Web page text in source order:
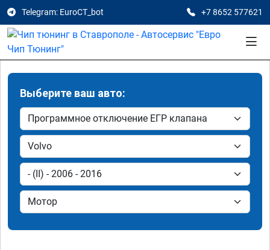
Telegram: EuroCT_bot +7 8652 577621
Выберите ваш авто: